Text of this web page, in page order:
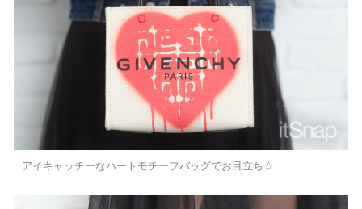
アイキャッチーなハートモチーフバッグでお目立ち☆